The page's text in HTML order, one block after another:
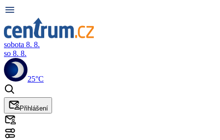
sobota 8. 8.
so 8. 8.
25°C
Přihlášení